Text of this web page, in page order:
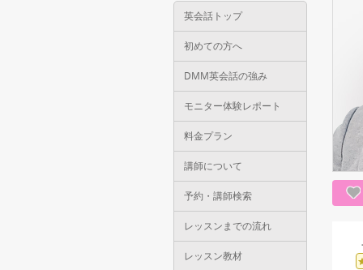
英会話トップ
初めての方へ
DMM英会話の強み
モニター体験レポート
料金プラン
講師について
予約・講師検索
レッスンまでの流れ
レッスン教材